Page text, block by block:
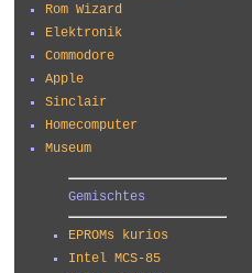
Rom Wizard
Elektronik
Commodore
Apple
Sinclair
Homecomputer
Museum
Gemischtes
EPROMs kurios
Intel MCS-85